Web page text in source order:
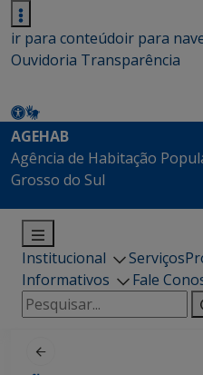
ir para conteúdoir para
Ouvidoria Transparência
AGEHAB
Agência de Habitação
Grosso do Sul
Institucional Serviços
Informativos
Fale
Pesquisar
por: